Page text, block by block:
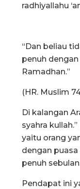
radhiyallahu
“Dan beliau
penuh
Ramadhan.”
(HR. Muslim
Di kalangan
syahra
yaitu orang
dengan
penuh
Pendapat ini